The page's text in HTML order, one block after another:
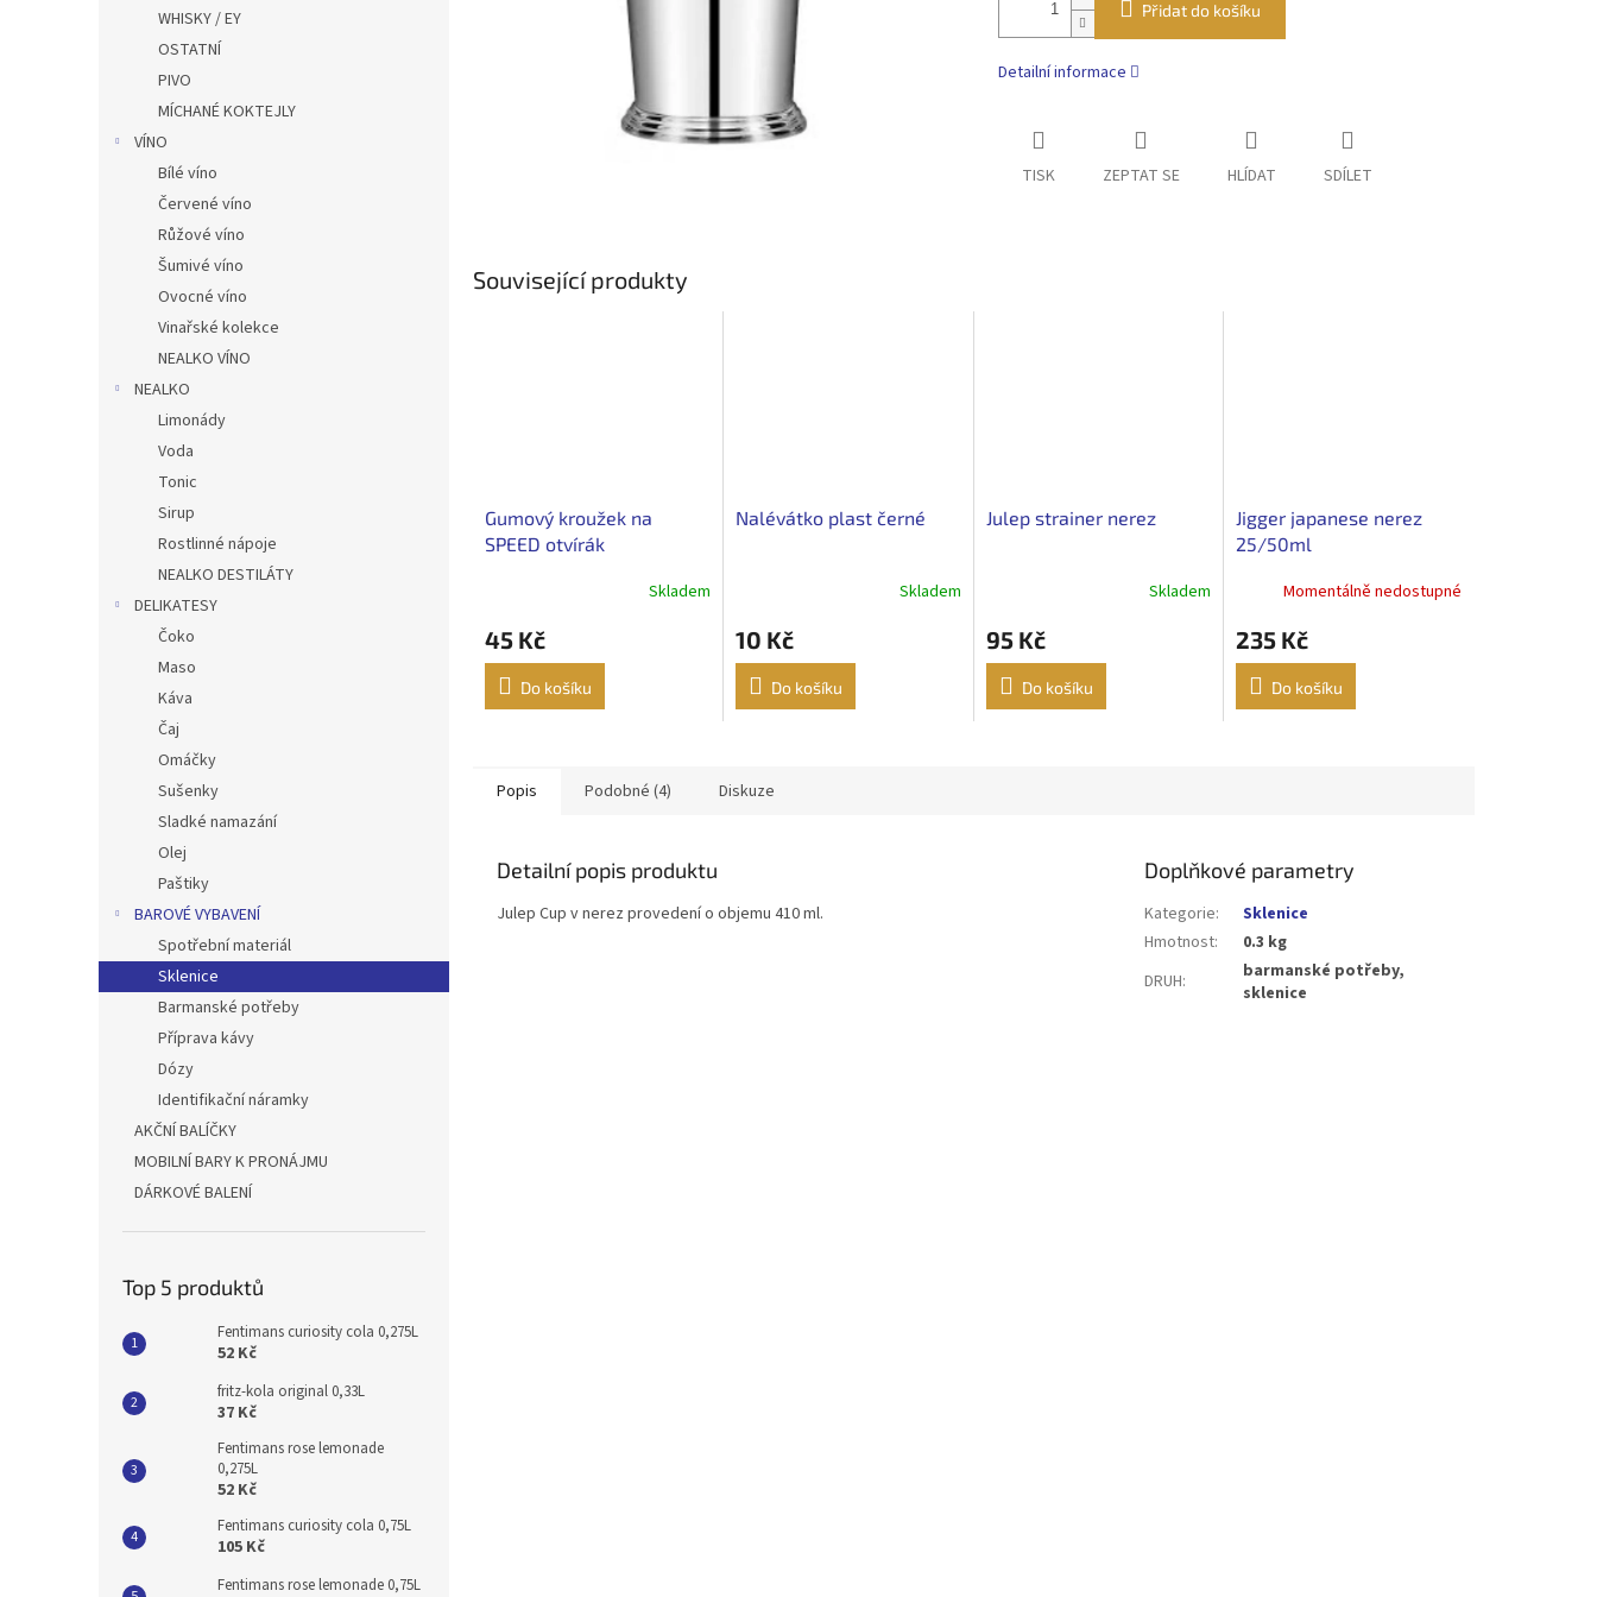
WHISKY / EY
OSTATNÍ
PIVO
MÍCHANÉ KOKTEJLY
VÍNO
Bílé víno
Červené víno
Růžové víno
Šumivé víno
Ovocné víno
Vinařské kolekce
NEALKO VÍNO
NEALKO
Limonády
Voda
Tonic
Sirup
Rostlinné nápoje
NEALKO DESTILÁTY
DELIKATESY
Čoko
Maso
Káva
Čaj
Omáčky
Sušenky
Sladké namazání
Olej
Paštiky
BAROVÉ VYBAVENÍ
Spotřební materiál
Sklenice
Barmanské potřeby
Příprava kávy
Dózy
Identifikační náramky
AKČNÍ BALÍČKY
MOBILNÍ BARY K PRONÁJMU
DÁRKOVÉ BALENÍ
Top 5 produktů
Fentimans curiosity cola 0,275L
52 Kč
fritz-kola original 0,33L
37 Kč
Fentimans rose lemonade
0,275L
52 Kč
Fentimans curiosity cola 0,75L
105 Kč
Fentimans rose lemonade 0,75L
Přidat do košíku
Detailní informace
TISK ZEPTAT SE HLÍDAT SDÍLET
Související produkty
Gumový kroužek na
SPEED otvírák
Skladem
45 Kč
Do košíku
Nalévátko plast černé
Skladem
10 Kč
Do košíku
Julep strainer nerez
Skladem
95 Kč
Do košíku
Jigger japanese nerez
25/50ml
Momentálně nedostupné
235 Kč
Do košíku
Popis Podobné (4) Diskuze
Detailní popis produktu
Julep Cup v nerez provedení o objemu 410 ml.
Doplňkové parametry
Kategorie:
Sklenice
Hmotnost:
0.3 kg
DRUH:
barmanské potřeby,
sklenice